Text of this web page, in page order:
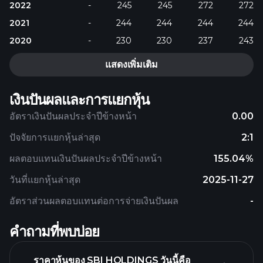
2022
- 245 245 272
272
2021
- 244 244 244
244
2020
- 230 230 237 243
แสดงเพิ่มเติม
เงินปันผลและการแยกหุ้น
อัตราเงินปันผลประจำปีข้างหน้า 0.00
ผลตอบแทนเงินปันผลประจำปีข้างหน้า 155.04%
อัตราส่วนผลตอบแทนต่อการจ่ายเงินปันผล -
ปัจจัยการแยกหุ้นล่าสุด 2:1
วันที่แยกหุ้นล่าสุด 2025-11-27
คำถามที่พบบ่อย
ราคาหุ้นของ SBI HOLDINGS วันนี้คือ